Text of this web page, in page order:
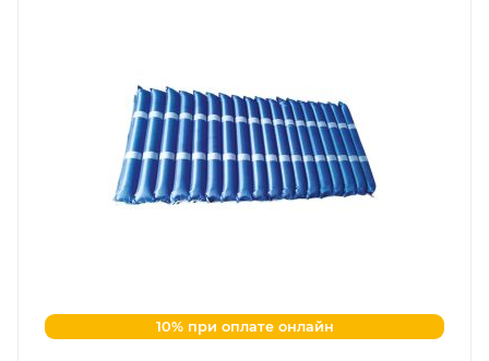
10% при оплате онлайн